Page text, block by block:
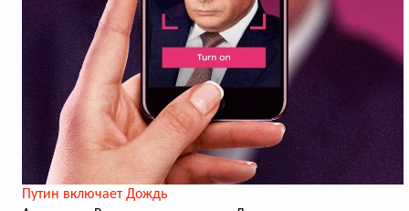
Путин включает Дождь